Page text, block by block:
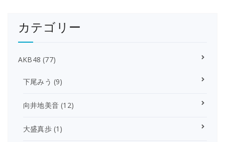
カテゴリー
AKB48 (77)
下尾みう (9)
向井地美音 (12)
大盛真歩(1)